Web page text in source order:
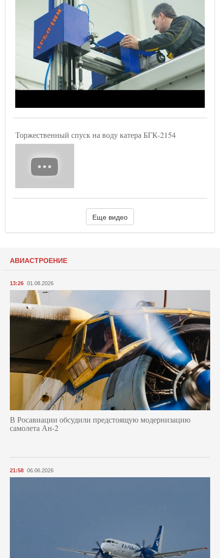
Торжественный спуск на воду катера БГК-2154
Еще видео
АВИАСТРОЕНИЕ
13:26 01.08.2026
В Росавиации обсудили предстоящую модернизацию
самолета Ан-2
21:58 06.06.2026